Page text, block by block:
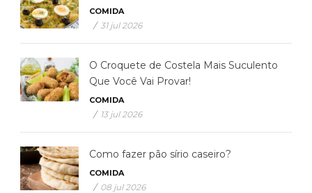
COMIDA
/ 31 jul 2026
O Croquete de Costela Mais Suculento
Que Você Vai Provar!
COMIDA
/ 13 jul 2026
Como fazer pão sírio caseiro?
COMIDA
/ 08 jul 2026